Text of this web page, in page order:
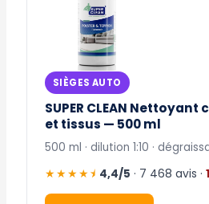
SIÈGES AUTO
SUPER CLEAN
et tissus — 500 ml
500 ml · dilution 1:10 ·
★★★★⯨ 4,4/5 · 7 468 avis ·